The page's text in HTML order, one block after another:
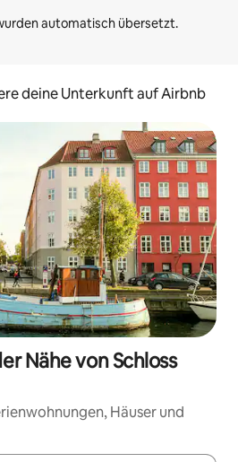
deine Unterkunft auf Airbnb
Nähe von Schloss
Häuser und